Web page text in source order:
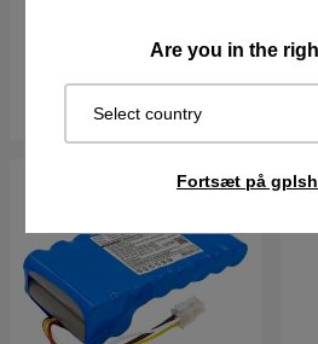
Are you in the
Select country
Fortsæt på